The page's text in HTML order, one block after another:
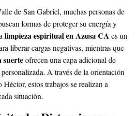
de San Gabriel, muchas personas de
formas de proteger su energía y
limpieza espiritual en Azusa CA es un
liberar cargas negativas, mientras que
suerteofrecen una capa adicional de
personalizada. A través de la orientación
Héctor, estos trabajos se realizan a
situación.